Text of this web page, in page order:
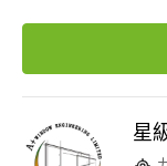
星